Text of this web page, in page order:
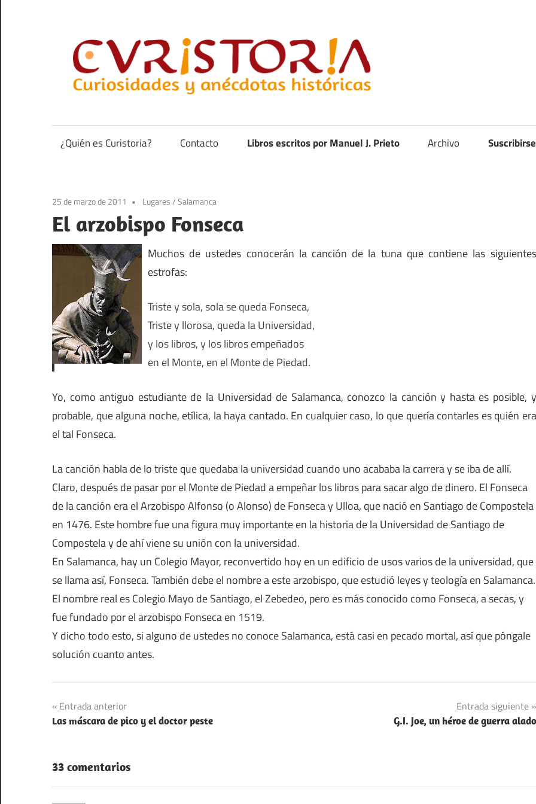
contenido
anécdotas
de
¿Quién es Curistoria? Contacto Libros escritos por Manuel J. Prieto Archivo
25 de marzo de 2011 Lugares/Salamanca
El arzobispo Fonseca
Muchos de ustedes conocerán la canción de la tuna que contiene las siguientes
estrofas:
Triste y sola, sola se queda Fonseca,
Triste y llorosa, queda la Universidad,
y los libros, y los libros empeñados
en el Monte, en el Monte de Piedad.
Yo, como antiguo estudiante de la Universidad de Salamanca, conozco la canción y hasta es posible, y
probable, que alguna noche, etílica, la haya cantado. En cualquier caso, lo que quería contarles es quién era
el tal Fonseca.
La canción habla de lo triste que quedaba la universidad cuando uno acababa la carrera y se iba de allí.
Claro, después de pasar por el Monte de Piedad a empeñar los libros para sacar algo de dinero. El Fonseca
de la canción era el Arzobispo Alfonso (o Alonso) de Fonseca y Ulloa, que nació en Santiago de Compostela
en 1476. Este hombre fue una figura muy importante en la historia de la Universidad de Santiago de
Compostela y de ahí viene su unión con la universidad.
En Salamanca, hay un Colegio Mayor, reconvertido hoy en un edificio de usos varios de la universidad, que
se llama así, Fonseca. También debe el nombre a este arzobispo, que estudió leyes y teología en Salamanca.
El nombre real es Colegio Mayo de Santiago, el Zebedeo, pero es más conocido como Fonseca, a secas, y
fue fundado por el arzobispo Fonseca en 1519.
Y dicho todo esto, si alguno de ustedes no conoce Salamanca, está casi en pecado mortal, así que póngale
solución cuanto antes.
Navegación
de
Entrada anterior
Las máscara de pico y el doctor peste
Entrada siguiente
G.I. Joe, un héroe de guerra alado
33 comentarios